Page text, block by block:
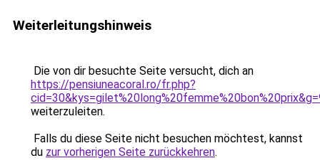
Weiterleitungshinweis
Die von dir besuchte Seite versucht, dich an
https://pensiuneacoral.ro/fr.php?
weiterzuleiten.
Falls du diese Seite nicht besuchen möchtest, kannst
du zur vorherigen Seite zurückkehren.